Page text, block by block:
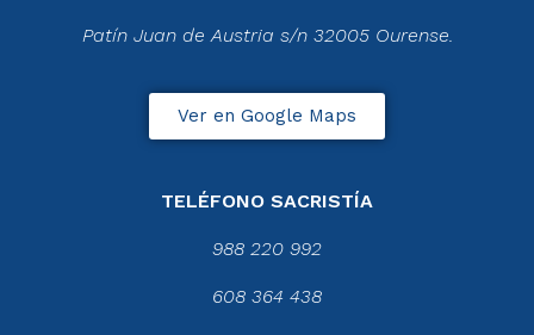
Patín Juan de Austria s/n 32005 Ourense.
Ver en Google Maps
TELÉFONO SACRISTÍA
988 220 992
608 364 438